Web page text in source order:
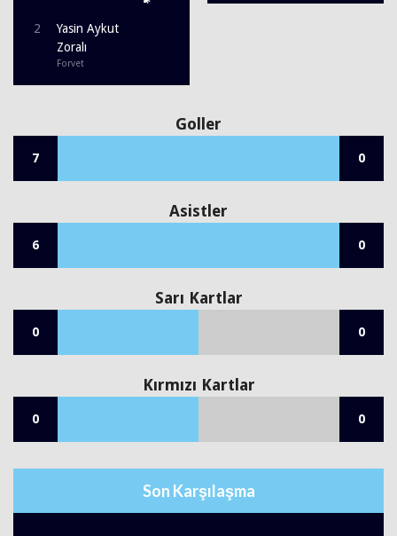
2
Yasin Aykut
Zoralı
Forvet
Goller
7 0
Asistler
6 0
Sarı Kartlar
0 0
Kırmızı Kartlar
0 0
Son Karşılaşma